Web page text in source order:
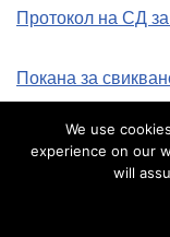
Протокол на СД
Покана за
We use
experience on our
will